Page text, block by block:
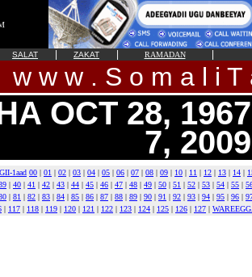
SALAT ZAKAT RAMADAN
w w w . S o m a l i T
OCT 28,
7, 2009
1aad 00 | 01 | 02 | 03 | 04 | 05 | 06 | 07 | 08 | 09 | 10 | 11 | 12 | 13 | 14 |
| 40 | 41 | 42 | 43 | 44 | 45 | 46 | 47 | 48 | 49 | 50 | 51 | 52 | 53 | 54 | 55 |
| 81 | 82 | 83 | 84 | 85 | 86 | 87 | 88 | 89 | 90 | 91 | 92 | 93 | 94 | 95 | 96 |
| 117 | 118 | 119 | 120 | 121 | 122 | 123 | 124 | 125 | 126 | 127 |